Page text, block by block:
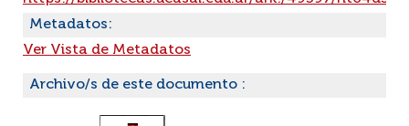
Metadatos:
Ver Vista de Metadatos
Archivo/s de este documento :